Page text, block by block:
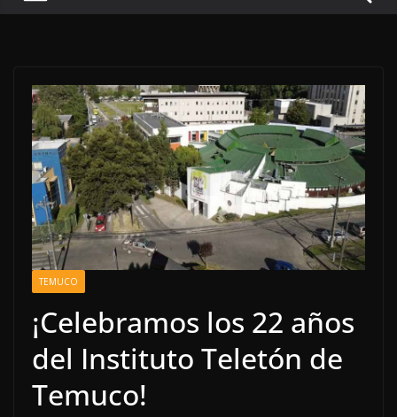
TEMUCO
¡Celebramos los 22 años
del Instituto Teletón de
Temuco!